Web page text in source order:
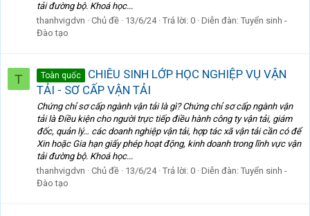
tải đường bộ. Khoá học...
thanhvigdvn
Chủ đề 13/6/24 Trả lời: 0 Diễn đàn: Tuyển sinh -
Đào tạo
T Toàn quốc
CHIÊU SINH LỚP HỌC NGHIỆP VỤ VẬN
TẢI - SƠ CẤP VẬN TẢI
Chứng chỉ sơ cấp ngành vận tải là gì? Chứng chỉ sơ cấp ngành vận
tải là Điều kiện cho người trực tiếp điều hành công ty vận tải, giám
đốc, quản lý… các doanh nghiệp vận tải, hợp tác xã vận tải cần có để
Xin hoặc Gia hạn giấy phép hoạt động, kinh doanh trong lĩnh vực vận
tải đường bộ. Khoá học...
thanhvigdvn
Chủ đề 13/6/24 Trả lời: 0 Diễn đàn: Tuyển sinh -
Đào tạo